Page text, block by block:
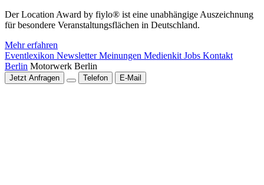
Der Location Award by fiylo® ist eine unabhängige Auszeichnung
für besondere Veranstaltungsflächen in Deutschland.
Mehr erfahren
Eventlexikon NewsletterMeinungen Medienkit Jobs Kontakt
Berlin Motorwerk Berlin
Jetzt Anfragen Telefon E-Mail